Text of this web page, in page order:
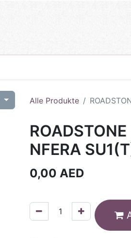
Alle Produkte
NFERA
0,00 AED